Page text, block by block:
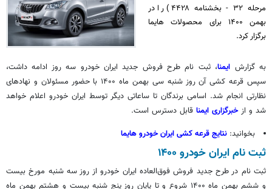
مرحله ۳۲ - بخشنامه ۴۴۲۸) را در
بهمن ۱۴۰۰ برای محصولات هایما
برگزار کرد.
به گزارش ایمنا،ثبت نامطرح فروش جدید ایران خودرو سه روز ادامه داشت،
سپس قرعه کشی آن روز شنبه سی بهمن ماه ۱۴۰۰ با حضور مسئولان و نهادهای
نظارتی انجام شد. اسامی برندگان تا ساعاتی دیگر توسط ایران خودرو اعلام خواهد
شد و از خبرگزاری ایمنا قابل دسترس است.
بخوانید: نتایج قرعه کشی ایران خودرو هایما
ثبت نامایران خودرو ۱۴۰۰
ثبت نام در طرح جدید فروش فوق‌العاده ایران خودرو از روز سه شنبه مورخ بیست
و ششم بهمن ماه ۱۴۰۰ شروع و تا پایان روز پنج شنبه بیست و هشتم بهمن ماه